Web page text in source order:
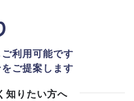
利用可能です
ご提案します
知りたい方へ